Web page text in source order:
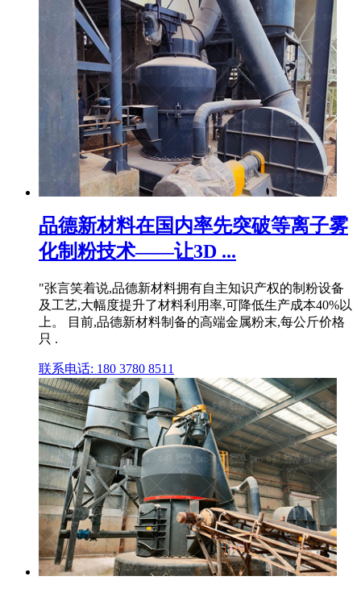
品德新材料在国内率先突破等离子雾
化制粉技术——让3D ...
"张言笑着说,品德新材料拥有自主知识产权的制粉设备
及工艺,大幅度提升了材料利用率,可降低生产成本40%以
上。 目前,品德新材料制备的高端金属粉末,每公斤价格
只 .
联系电话: 180 3780 8511